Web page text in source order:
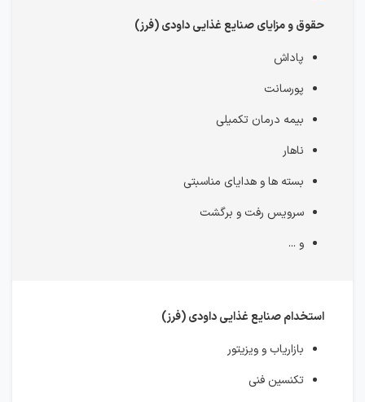
حقوق و مزایای صنایع غذایی داودی (فرز)
پاداش
پورسانت
بیمه درمان تکمیلی
ناهار
بسته ها و هدایای مناسبتی
سرویس رفت و برگشت
و ...
استخدام صنایع غذایی داودی (فرز)
بازاریاب و ویزیتور
تکنسین فنی